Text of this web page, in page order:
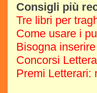
Consigli più
Tre libri per
Come usare i
Bisogna
Concorsi
Premi Letterari: